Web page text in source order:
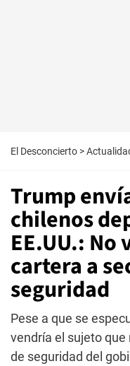
El Desconcierto >
Trump
chilenos
EE.UU.:
cartera a
seguridad
Pese a que se
vendría el sujeto
de seguridad del